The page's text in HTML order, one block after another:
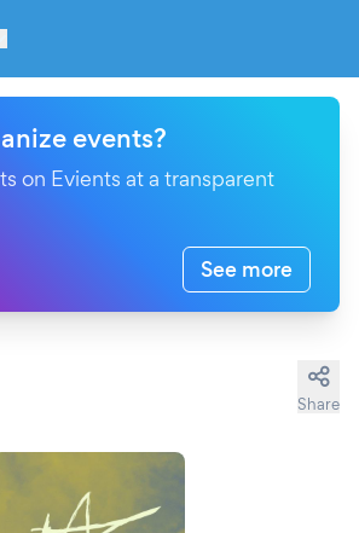
events?
on Evients at a transparent
See more
Share